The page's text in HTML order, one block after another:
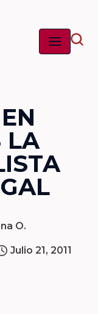
LA
O.
Julio 21, 2011